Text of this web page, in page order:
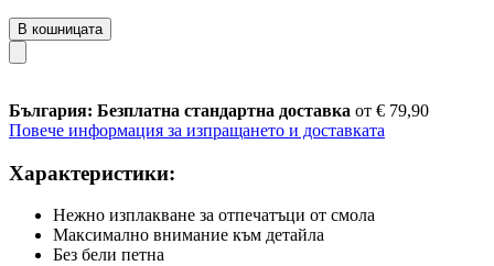
В кошницата
България: Безплатна стандартна доставка от € 79,90
Повече информация за изпращането и доставката
Характеристики:
Нежно изплакване за отпечатъци от смола
Максимално внимание към детайла
Без бели петна